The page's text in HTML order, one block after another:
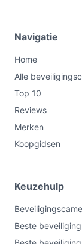
Navigatie
Home
Alle
Top 10
Reviews
Merken
Koopgidsen
Keuzehulp
Beste